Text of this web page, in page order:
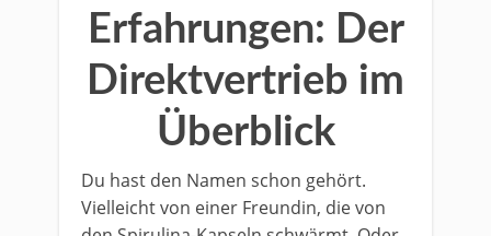
Erfahrungen: Der
Direktvertrieb im
Überblick
Du hast den Namen schon gehört.
Vielleicht von einer Freundin, die von